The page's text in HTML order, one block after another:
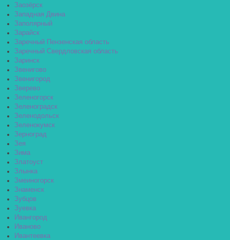
Заозёрск
Западная Двина
Заполярный
Зарайск
Заречный Пензенская область
Заречный Свердловская область
Заринск
Звенигово
Звенигород
Зверево
Зеленогорск
Зеленоградск
Зеленодольск
Зеленокумск
Зерноград
Зея
Зима
Златоуст
Злынка
Змеиногорск
Знаменск
Зубцов
Зуевка
Ивангород
Иваново
Ивантеевка